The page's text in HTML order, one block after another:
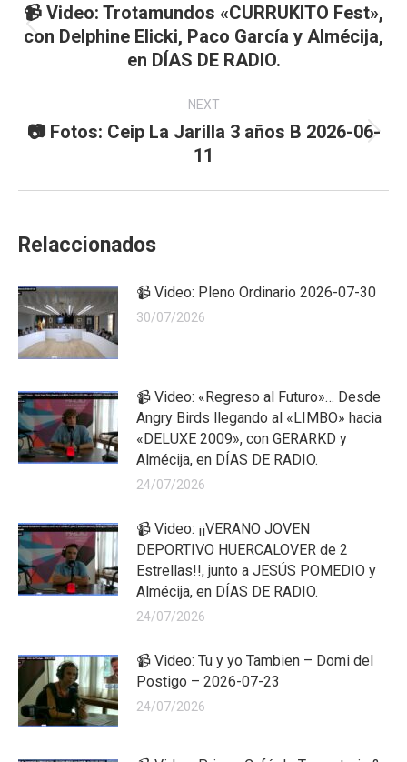
Previous
post:
📹 Video: Trotamundos «CURRUKITO Fest»,
con Delphine Elicki, Paco García y Almécija,
en DÍAS DE RADIO.
NEXT
Next
post:
📷 Fotos: Ceip La Jarilla 3 años B 2026-06-
11
Relaccionados
📹 Video: Pleno Ordinario 2026-07-30
30/07/2026
📹 Video: «Regreso al Futuro»… Desde
Angry Birds llegando al «LIMBO» hacia
«DELUXE 2009», con GERARKD y
Almécija, en DÍAS DE RADIO.
24/07/2026
📹 Video: ¡¡VERANO JOVEN
DEPORTIVO HUERCALOVER de 2
Estrellas!!, junto a JESÚS POMEDIO y
Almécija, en DÍAS DE RADIO.
24/07/2026
📹 Video: Tu y yo Tambien – Domi del
Postigo – 2026-07-23
24/07/2026